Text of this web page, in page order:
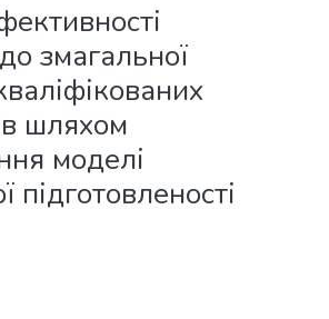
змагальної
шляхом
моделі
підготовленості